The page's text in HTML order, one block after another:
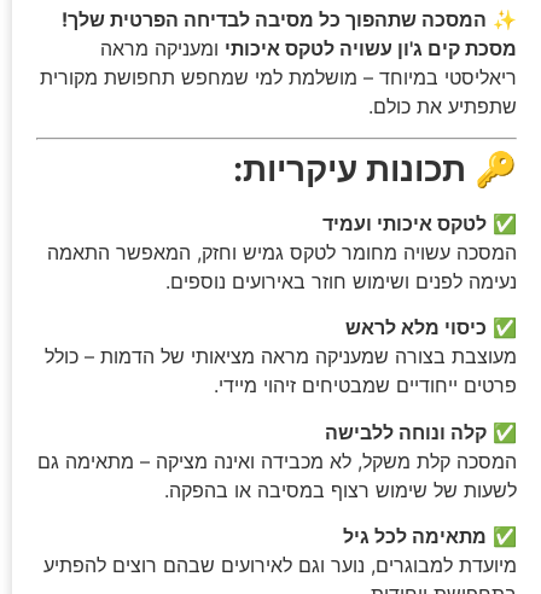
✨ המסכה שתהפוך כל מסיבה לבדיחה הפרטית שלך!
מסכת קים ג'ון עשויה לטקס איכותי ומעניקה מראה
ריאליסטי במיוחד – מושלמת למי שמחפש תחפושת מקורית
שתפתיע את כולם.
🔑 תכונות עיקריות:
✅ לטקס איכותי ועמיד
המסכה עשויה מחומר לטקס גמיש וחזק, המאפשר התאמה
נעימה לפנים ושימוש חוזר באירועים נוספים.
✅ כיסוי מלא לראש
מעוצבת בצורה שמעניקה מראה מציאותי של הדמות – כולל
פרטים ייחודיים שמבטיחים זיהוי מיידי.
✅ קלה ונוחה ללבישה
המסכה קלת משקל, לא מכבידה ואינה מציקה – מתאימה גם
לשעות של שימוש רצוף במסיבה או בהפקה.
✅ מתאימה לכל גיל
מיועדת למבוגרים, נוער וגם לאירועים שבהם רוצים להפתיע